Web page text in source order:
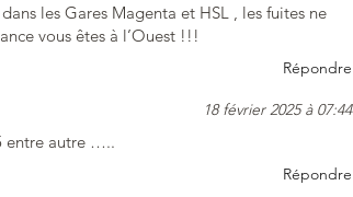
les Gares Magenta et HSL , les fuites ne
vous êtes à l’Ouest !!!
Répondre
18 février 2025 à 07:44
entre autre …..
Répondre